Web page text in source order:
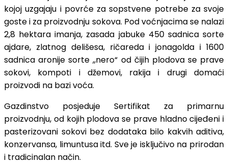
kojoj uzgajaju i povrće za sopstvene potrebe za svoje
goste i za proizvodnju sokova. Pod voćnjacima se nalazi
2,8 hektara imanja, zasada jabuke 450 sadnica sorte
ajdare, zlatnog delišesa, ričareda i jonagolda i 1600
sadnica aronije sorte ,,nero“ od čijih plodova se prave
sokovi, kompoti i džemovi, rakija i drugi domaći
proizvodi na bazi voća.
Gazdinstvo posjeduje Sertifikat za primarnu
proizvodnju, od kojih plodova se prave hladno cijeđeni i
pasterizovani sokovi bez dodataka bilo kakvih aditiva,
konzervansa, limuntusa itd. Sve je isključivo na prirodan
i tradicinalan način.